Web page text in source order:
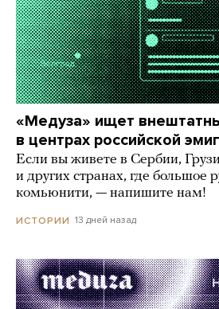
«Медуза» ищет
в центрах российской
Если вы живете в Сербии,
и других странах, где большое
комьюнити, — напишите нам!
ИСТОРИИ 13 дней назад